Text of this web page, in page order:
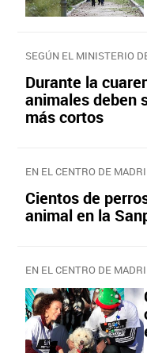
SEGÚN EL MINISTERIO
Durante la
animales deben
más cortos
EN EL CENTRO DE
Cientos de
animal en la
EN EL CENTRO DE